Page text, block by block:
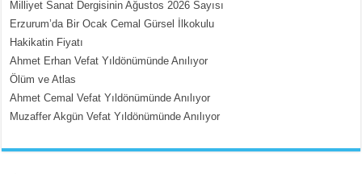
İçerdeki Put Dışardaki Maskeler...
Milliyet Sanat Dergisinin Ağustos 2026 Sayısı
Erzurum’da Bir Ocak Cemal Gürsel İlkokulu
Hakikatin Fiyatı
Ahmet Erhan Vefat Yıldönümünde Anılıyor
Ölüm ve Atlas
Ahmet Cemal Vefat Yıldönümünde Anılıyor
Muzaffer Akgün Vefat Yıldönümünde Anılıyor